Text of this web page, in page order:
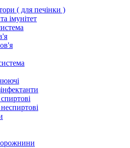
( для печінки )
імунітет